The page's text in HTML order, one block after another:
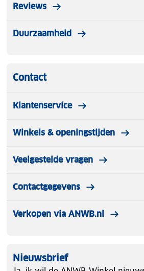
Reviews
Duurzaamheid
Contact
Klantenservice
Winkels & openingstijden
Veelgestelde vragen
Contactgegevens
Verkopen via ANWB.nl
Nieuwsbrief